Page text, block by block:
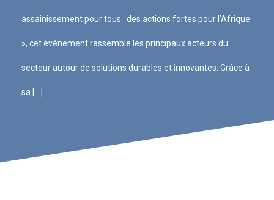
assainissement pour tous : des actions fortes pour l’Afrique
», cet événement rassemble les principaux acteurs du
secteur autour de solutions durables et innovantes. Grâce à
sa […]